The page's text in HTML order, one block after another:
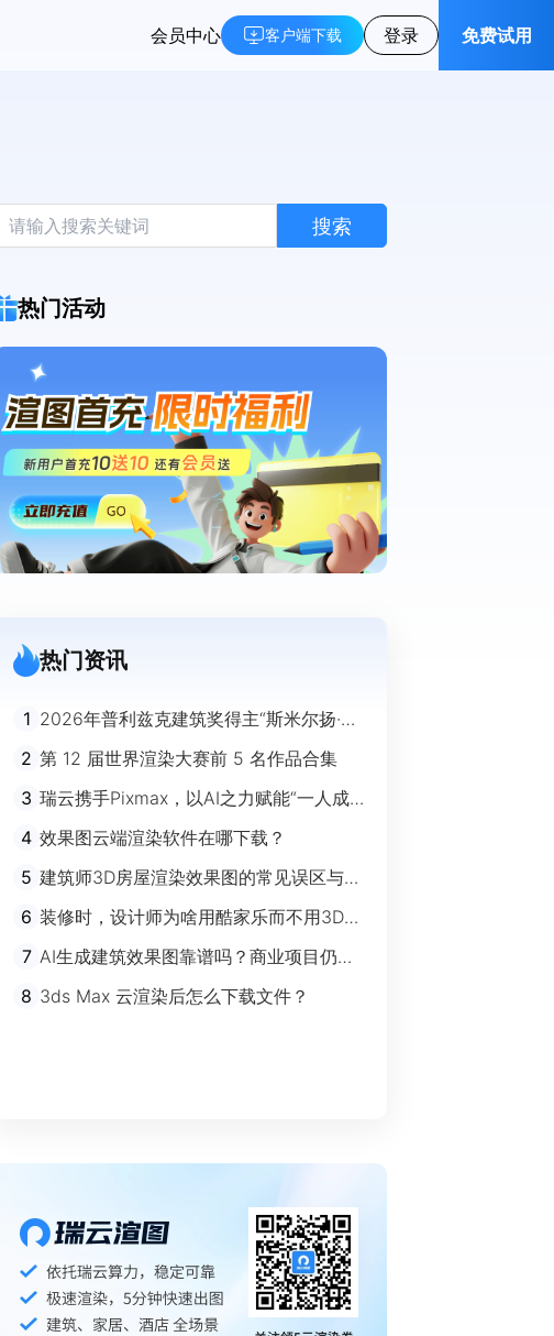
会员中心 客户端下载 登录 免费试用
搜索
热门活动
热门资讯
1 2026年普利兹克建筑奖得主“斯米尔扬·拉
迪奇”经典作品欣赏
2 第 12 届世界渲染大赛前 5 名作品合集
3 瑞云携手Pixmax，以AI之力赋能“一人成
4 效果图云端渲染软件在哪下载？
5 建筑师3D房屋渲染效果图的常见误区与规
避指南
6 装修时，设计师为啥用酷家乐而不用3Ds
max？
7 AI生成建筑效果图靠谱吗？商业项目仍离
不开传统渲染
8 3ds Max 云渲染后怎么下载文件？